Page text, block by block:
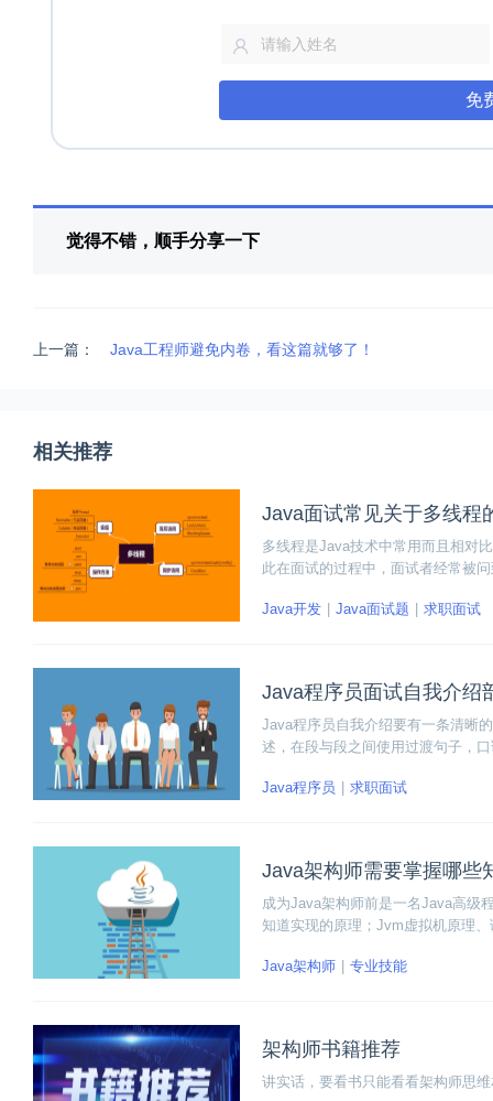
免
觉得不错，顺手分享一下
上一篇： Java工程师避免内卷，看这篇就够了！
相关推荐
Java面试常见关于多线程
多线程是Java技术中常用而且相对
此在面试的过程中，面试者经常被
Java开发
Java面试题 求职面试
Java程序员面试自我介绍
Java程序员自我介绍要有一条清晰
述，在段与段之间使用过渡句子，
Java程序员
求职面试
Java架构师需要掌握哪些
成为Java架构师前是一名Java高级
知道实现的原理；Jvm虚拟机原理
时选择合适的数据结构高效地解决
Java架构师 专业技能
架构师书籍推荐
讲实话，要看书只能看看架构师思